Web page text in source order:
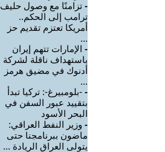
- تزامنًا مع وصول حليف
ترامب إلى الحكم..
أمريكا تعتزم تقديم حز
...
- الإمارات تتهم إيران
باستهداف ناقلة لشركة
أدنوك في مضيق هرمز
...
- -بلومبيرغ-: تركيا تبدأ
بتقييد عبور السفن في
البحر الأسود
- وزير النفط العراقي:
ماضون ببرنامجنا حتى
يتولى العراق الريادة ...